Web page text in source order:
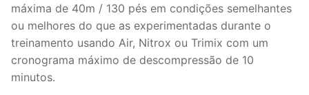
máxima de 40m / 130 pés em condições semelhantes
ou melhores do que as experimentadas durante o
treinamento usando Air, Nitrox ou Trimix com um
cronograma máximo de descompressão de 10
minutos.